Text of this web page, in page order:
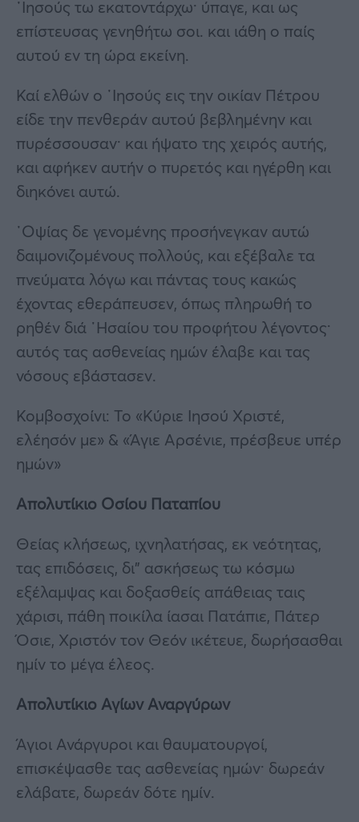
᾿Ιησούς τω εκατοντάρχω· ύπαγε, και ως
επίστευσας γενηθήτω σοι. και ιάθη ο παίς
αυτού εν τη ώρα εκείνη.
Καί ελθών ο ᾿Ιησούς εις την οικίαν Πέτρου
είδε την πενθεράν αυτού βεβλημένην και
πυρέσσουσαν· και ήψατο της χειρός αυτής,
και αφήκεν αυτήν ο πυρετός και ηγέρθη και
διηκόνει αυτώ.
᾿Οψίας δε γενομένης προσήνεγκαν αυτώ
δαιμονιζομένους πολλούς, και εξέβαλε τα
πνεύματα λόγω και πάντας τους κακώς
έχοντας εθεράπευσεν, όπως πληρωθή το
ρηθέν διά ῾Ησαίου του προφήτου λέγοντος·
αυτός τας ασθενείας ημών έλαβε και τας
νόσους εβάστασεν.
Κομβοσχοίνι: Το «Κύριε Ιησού Χριστέ,
ελέησόν με» & «Άγιε Αρσένιε, πρέσβευε υπέρ
ημών»
Απολυτίκιο Οσίου Παταπίου
Θείας κλήσεως, ιχνηλατήσας, εκ νεότητας,
τας επιδόσεις, δι” ασκήσεως τω κόσμω
εξέλαμψας και δοξασθείς απάθειας ταις
χάρισι, πάθη ποικίλα ίασαι Πατάπιε, Πάτερ
Όσιε, Χριστόν τον Θεόν ικέτευε, δωρήσασθαι
ημίν το μέγα έλεος.
Απολυτίκιο Αγίων Αναργύρων
Άγιοι Ανάργυροι και θαυματουργοί,
επισκέψασθε τας ασθενείας ημών· δωρεάν
ελάβατε, δωρεάν δότε ημίν.